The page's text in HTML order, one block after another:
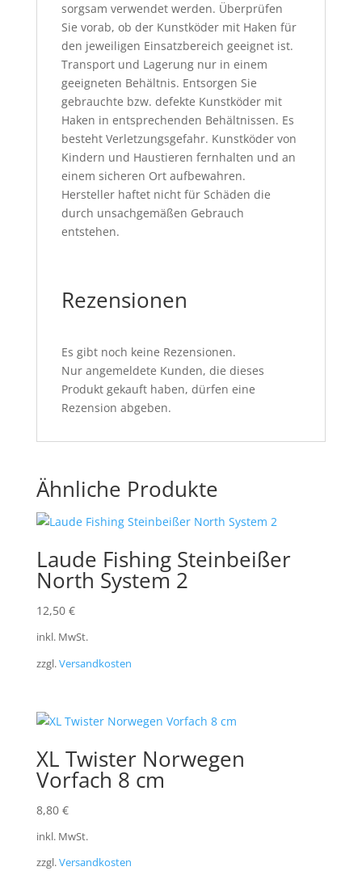
sorgsam verwendet werden. Überprüfen
Sie vorab, ob der Kunstköder mit Haken für
den jeweiligen Einsatzbereich geeignet ist.
Transport und Lagerung nur in einem
geeigneten Behältnis. Entsorgen Sie
gebrauchte bzw. defekte Kunstköder mit
Haken in entsprechenden Behältnissen. Es
besteht Verletzungsgefahr. Kunstköder von
Kindern und Haustieren fernhalten und an
einem sicheren Ort aufbewahren.
Hersteller haftet nicht für Schäden die
durch unsachgemäßen Gebrauch
entstehen.
Rezensionen
Es gibt noch keine Rezensionen.
Nur angemeldete Kunden, die dieses
Produkt gekauft haben, dürfen eine
Rezension abgeben.
Ähnliche Produkte
Laude Fishing Steinbeißer
North System 2
12,50 €
inkl. MwSt.
zzgl.Versandkosten
XL Twister Norwegen
Vorfach 8 cm
8,80 €
inkl. MwSt.
zzgl.Versandkosten